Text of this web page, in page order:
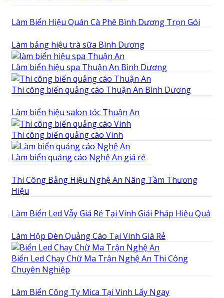
Làm Biển Hiệu Quán Cà Phê Bình Dương Trọn Gói
Làm bảng hiệu trà sữa Bình Dương
Làm biển hiệu spa Thuận An Bình Dương
Thi công biển quảng cáo Thuận An Bình Dương
Làm biển hiệu salon tóc Thuận An
Thi công biển quảng cáo Vinh
Làm biển quảng cáo Nghệ An giá rẻ
Thi Công Bảng Hiệu Nghệ An Nâng Tầm Thương
Hiệu
Làm Biển Led Vẫy Giá Rẻ Tại Vinh Giải Pháp Hiệu Quả
Làm Hộp Đèn Quảng Cáo Tại Vinh Giá Rẻ
Biển Led Chạy Chữ Ma Trận Nghệ An Thi Công
Chuyên Nghiệp
Làm Biển Công Ty Mica Tại Vinh Lấy Ngay